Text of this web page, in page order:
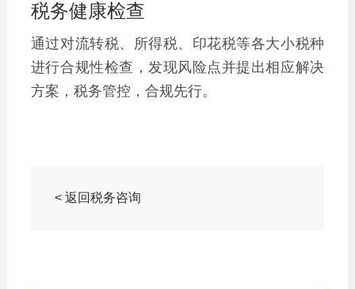
税务健康检查
通过对流转税、所得税、印花税等各大小税种
进行合规性检查，发现风险点并提出相应解决
方案，税务管控，合规先行。
< 返回税务咨询